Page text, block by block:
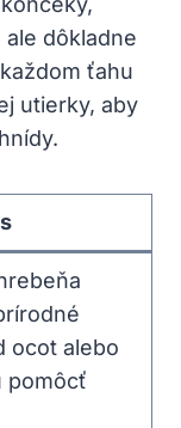
dôkladne
ťahu
utierky, aby
ocot alebo
pomôcť